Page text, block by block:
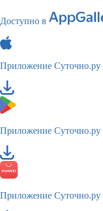
Доступно в
Приложение Суточно.ру
Приложение Суточно.ру
Приложение Суточно.ру